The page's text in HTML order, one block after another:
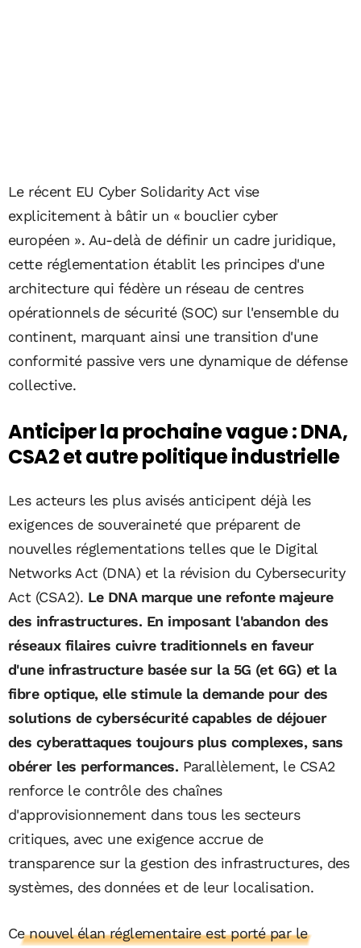
Le récent EU Cyber Solidarity Act vise
explicitement à bâtir un « bouclier cyber
européen ». Au-delà de définir un cadre juridique,
cette réglementation établit les principes d'une
architecture qui fédère un réseau de centres
opérationnels de sécurité (SOC) sur l'ensemble du
continent, marquant ainsi une transition d'une
conformité passive vers une dynamique de défense
collective.
Anticiper la prochaine vague : DNA,
CSA2 et autre politique industrielle
Les acteurs les plus avisés anticipent déjà les
exigences de souveraineté que préparent de
nouvelles réglementations telles que le Digital
Networks Act (DNA) et la révision du Cybersecurity
Act (CSA2). Le DNA marque une refonte majeure
des infrastructures. En imposant l'abandon des
réseaux filaires cuivre traditionnels en faveur
d'une infrastructure basée sur la 5G (et 6G) et la
fibre optique, elle stimule la demande pour des
solutions de cybersécurité capables de déjouer
des cyberattaques toujours plus complexes, sans
obérer les performances. Parallèlement, le CSA2
renforce le contrôle des chaînes
d'approvisionnement dans tous les secteurs
critiques, avec une exigence accrue de
transparence sur la gestion des infrastructures, des
systèmes, des données et de leur localisation.
Ce nouvel élan réglementaire est porté par le